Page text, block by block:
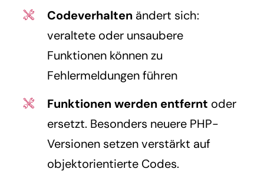
Codeverhaltenändert sich:
veraltete oder unsaubere
Funktionen können zu
Fehlermeldungen führen
Funktionen werden entfernt oder
ersetzt. Besonders neuere PHP-
Versionen setzen verstärkt auf
objektorientierte Codes.